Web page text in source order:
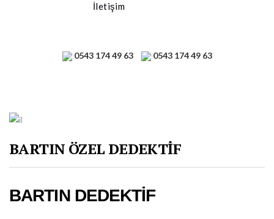
İletişim
0543 174 49 63 0543 174 49 63
BARTIN ÖZEL DEDEKTİF
BARTIN DEDEKTİF